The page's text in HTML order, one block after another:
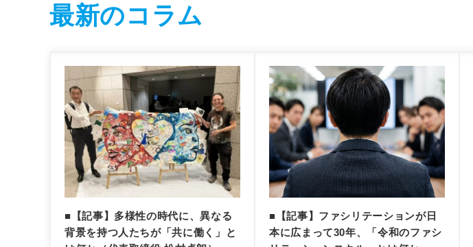
最新のコラム
■【記事】多様性の時代に、異なる
背景を持つ人たちが「共に働く」と
■【記事】ファシリテーションが日
本に広まって30年、「令和のファシ